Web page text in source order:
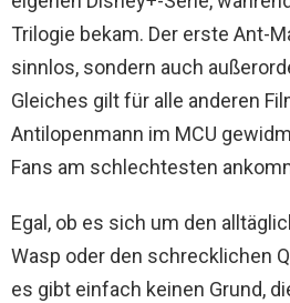
Trilogie bekam. Der erste Ant-
sinnlos, sondern auch
Gleiches gilt für alle anderen
Antilopenmann im MCU
Fans am schlechtesten
Egal, ob es sich um den
Wasp oder den schrecklichen
es gibt einfach keinen Grund,